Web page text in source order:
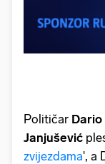
Političar
Janjušević
zvijezdama', a